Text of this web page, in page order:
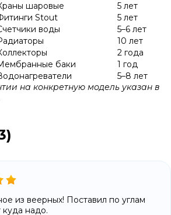
шаровые
5 лет
Stout
5 лет
воды
5–6 лет
10 лет
2 года
баки
1 год
5–8 лет
на конкретную модель указан в
из веерных! Поставил по углам
куда надо.